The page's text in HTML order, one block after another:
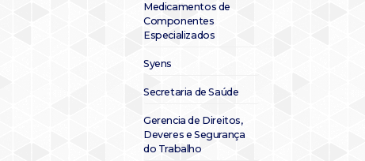
Medicamentos de
Componentes
Especializados
Syens
Secretaria de Saúde
Gerencia de Direitos,
Deveres e Segurança
do Trabalho